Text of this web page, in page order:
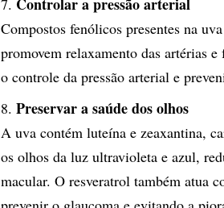
Compostos fenólicos presentes na
promovem relaxamento das artérias
o controle da pressão arterial e
Preservar a saúde dos olhos
A uva contém luteína e zeaxantina,
os olhos da luz ultravioleta e azul,
macular. O resveratrol também atua